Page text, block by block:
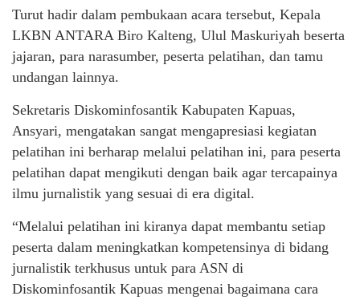
Turut hadir dalam pembukaan acara tersebut, Kepala
LKBN ANTARA Biro Kalteng, Ulul Maskuriyah beserta
jajaran, para narasumber, peserta pelatihan, dan tamu
undangan lainnya.
Sekretaris Diskominfosantik Kabupaten Kapuas,
Ansyari, mengatakan sangat mengapresiasi kegiatan
pelatihan ini berharap melalui pelatihan ini, para peserta
pelatihan dapat mengikuti dengan baik agar tercapainya
ilmu jurnalistik yang sesuai di era digital.
“Melalui pelatihan ini kiranya dapat membantu setiap
peserta dalam meningkatkan kompetensinya di bidang
jurnalistik terkhusus untuk para ASN di
Diskominfosantik Kapuas mengenai bagaimana cara